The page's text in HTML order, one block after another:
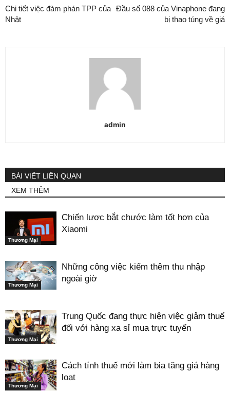
Chi tiết việc đàm phán TPP của
Nhật
Đầu số 088 của Vinaphone đang
bị thao túng về giá
admin
BÀI VIẾT LIÊN QUAN
XEM THÊM
Thương Mại
Chiến lược bắt chước làm tốt hơn của
Xiaomi
Thương Mại
Những công việc kiếm thêm thu nhập
ngoài giờ
Thương Mại
Trung Quốc đang thực hiện việc giảm thuế
đối với hàng xa sỉ mua trực tuyến
Thương Mại
Cách tính thuế mới làm bia tăng giá hàng
loạt